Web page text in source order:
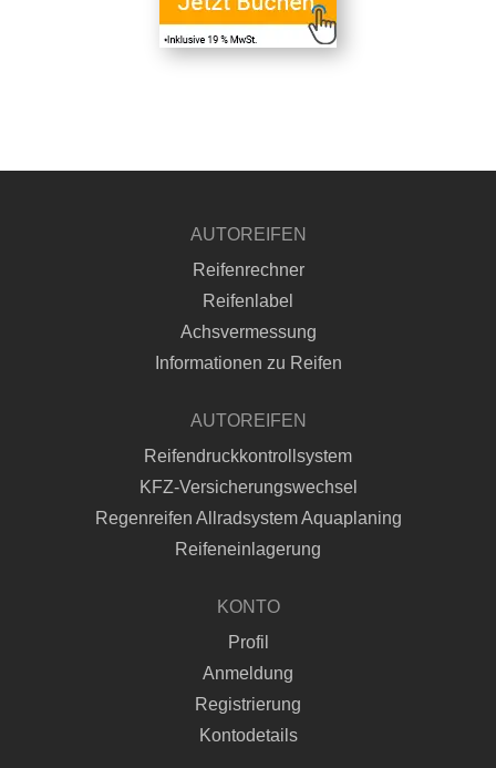
AUTOREIFEN
Reifenrechner
Reifenlabel
Achsvermessung
Informationen zu Reifen
AUTOREIFEN
Reifendruckkontrollsystem
KFZ-Versicherungswechsel
Regenreifen Allradsystem Aquaplaning
Reifeneinlagerung
KONTO
Profil
Anmeldung
Registrierung
Kontodetails